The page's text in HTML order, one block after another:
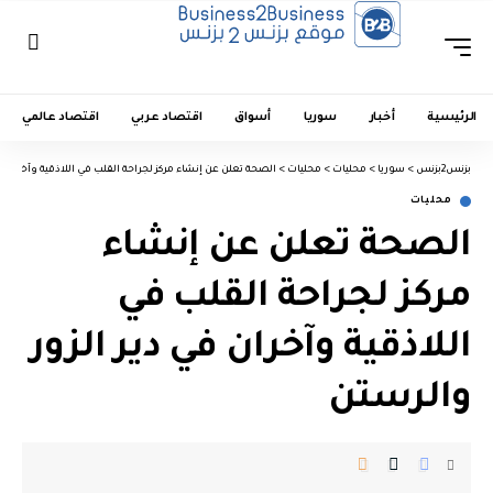
الرئيسية أخبار سوريا أسواق اقتصاد عربي اقتصاد عالمي
بزنس2بزنس > سوريا > محليات > محليات > الصحة تعلن عن إنشاء مركز لجراحة القلب في اللاذقية وآخران
محليات
الصحة تعلن عن إنشاء
مركز لجراحة القلب في
اللاذقية وآخران في دير الزور
والرستن